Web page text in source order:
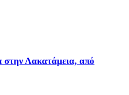
στην Λακατάμεια, από